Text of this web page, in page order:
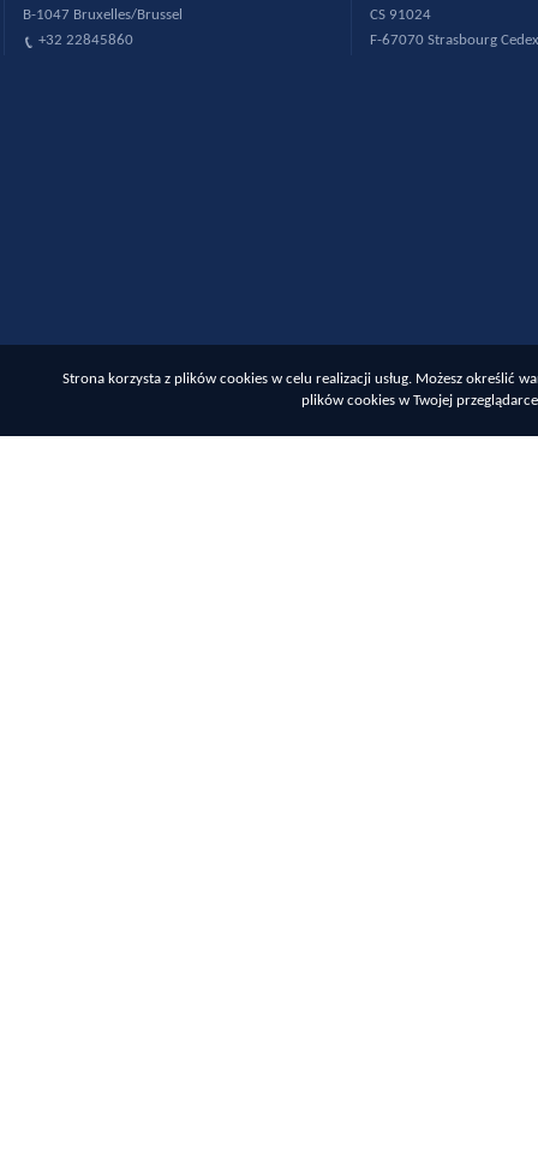
Strona korzysta z plików cookies w celu realizacji usług. Możesz określić
plików cookies w Twojej
B-1047 Bruxelles/Brussel
+32 22845860
CS 91024
F-67070 Strasbourg Cedex